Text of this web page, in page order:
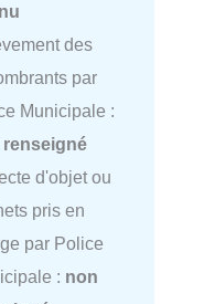
des
par
Municipale :
renseigné
d'objet ou
pris en
par Police
: non